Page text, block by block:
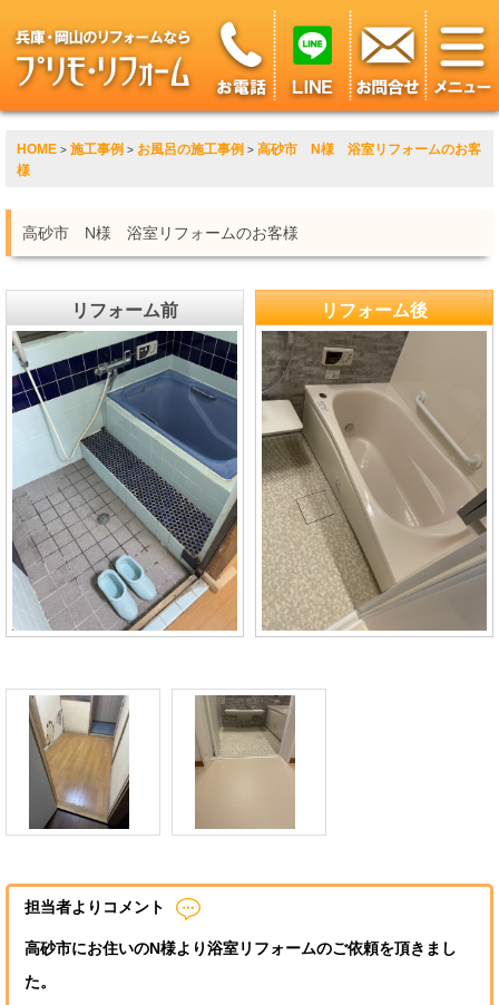
HOME > 施工事例 > お風呂の施工事例 > 高砂市 N様 浴室リフォームのお客
様
高砂市 N様 浴室リフォームのお客様
リフォーム前 リフォーム後
担当者よりコメント
高砂市にお住いのN様より浴室リフォームのご依頼を頂きまし
た。